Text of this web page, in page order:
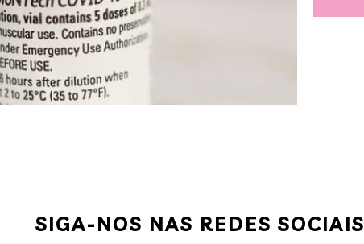
SIGA-NOS NAS REDES SOCIAIS